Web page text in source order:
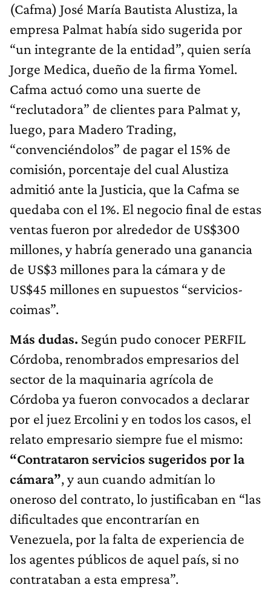
(Cafma) José María Bautista Alustiza, la
empresa Palmat había sido sugerida por
“un integrante de la entidad”, quien sería
Jorge Medica, dueño de la firma Yomel.
Cafma actuó como una suerte de
“reclutadora” de clientes para Palmat y,
luego, para Madero Trading,
“convenciéndolos” de pagar el 15% de
comisión, porcentaje del cual Alustiza
admitió ante la Justicia, que la Cafma se
quedaba con el 1%. El negocio final de estas
ventas fueron por alrededor de US$300
millones, y habría generado una ganancia
de US$3 millones para la cámara y de
US$45 millones en supuestos “servicios-
coimas”.
Más dudas. Según pudo conocer PERFIL
Córdoba, renombrados empresarios del
sector de la maquinaria agrícola de
Córdoba ya fueron convocados a declarar
por el juez Ercolini y en todos los casos, el
relato empresario siempre fue el mismo:
“Contrataron servicios sugeridos por la
cámara”, y aun cuando admitían lo
oneroso del contrato, lo justificaban en “las
dificultades que encontrarían en
Venezuela, por la falta de experiencia de
los agentes públicos de aquel país, si no
contrataban a esta empresa”.